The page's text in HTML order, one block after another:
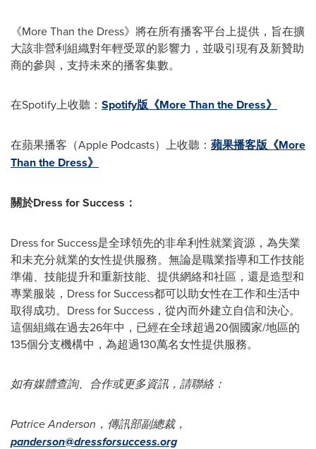
《More Than the Dress》將在所有播客平台上提供，旨在擴
大該非營利組織對年輕受眾的影響力，並吸引現有及新贊助
商的參與，支持未來的播客集數。
在Spotify上收聽： Spotify版《More Than the Dress》
在蘋果播客（Apple Podcasts）上收聽： 蘋果播客版《More
Than the Dress》
關於Dress for Success ：
Dress for Success是全球領先的非牟利性就業資源，為失業
和未充分就業的女性提供服務。無論是職業指導和工作技能
準備、技能提升和重新技能、提供網絡和社區，還是造型和
專業服裝，Dress for Success都可以助女性在工作和生活中
取得成功。Dress for Success，從內而外建立自信和決心。
這個組織在過去26年中，已經在全球超過20個國家/地區的
135個分支機構中，為超過130萬名女性提供服務。
如有媒體查詢、合作或更多資訊，請聯絡：
Patrice Anderson ，傳訊部副總裁，
panderson@dressforsuccess.org